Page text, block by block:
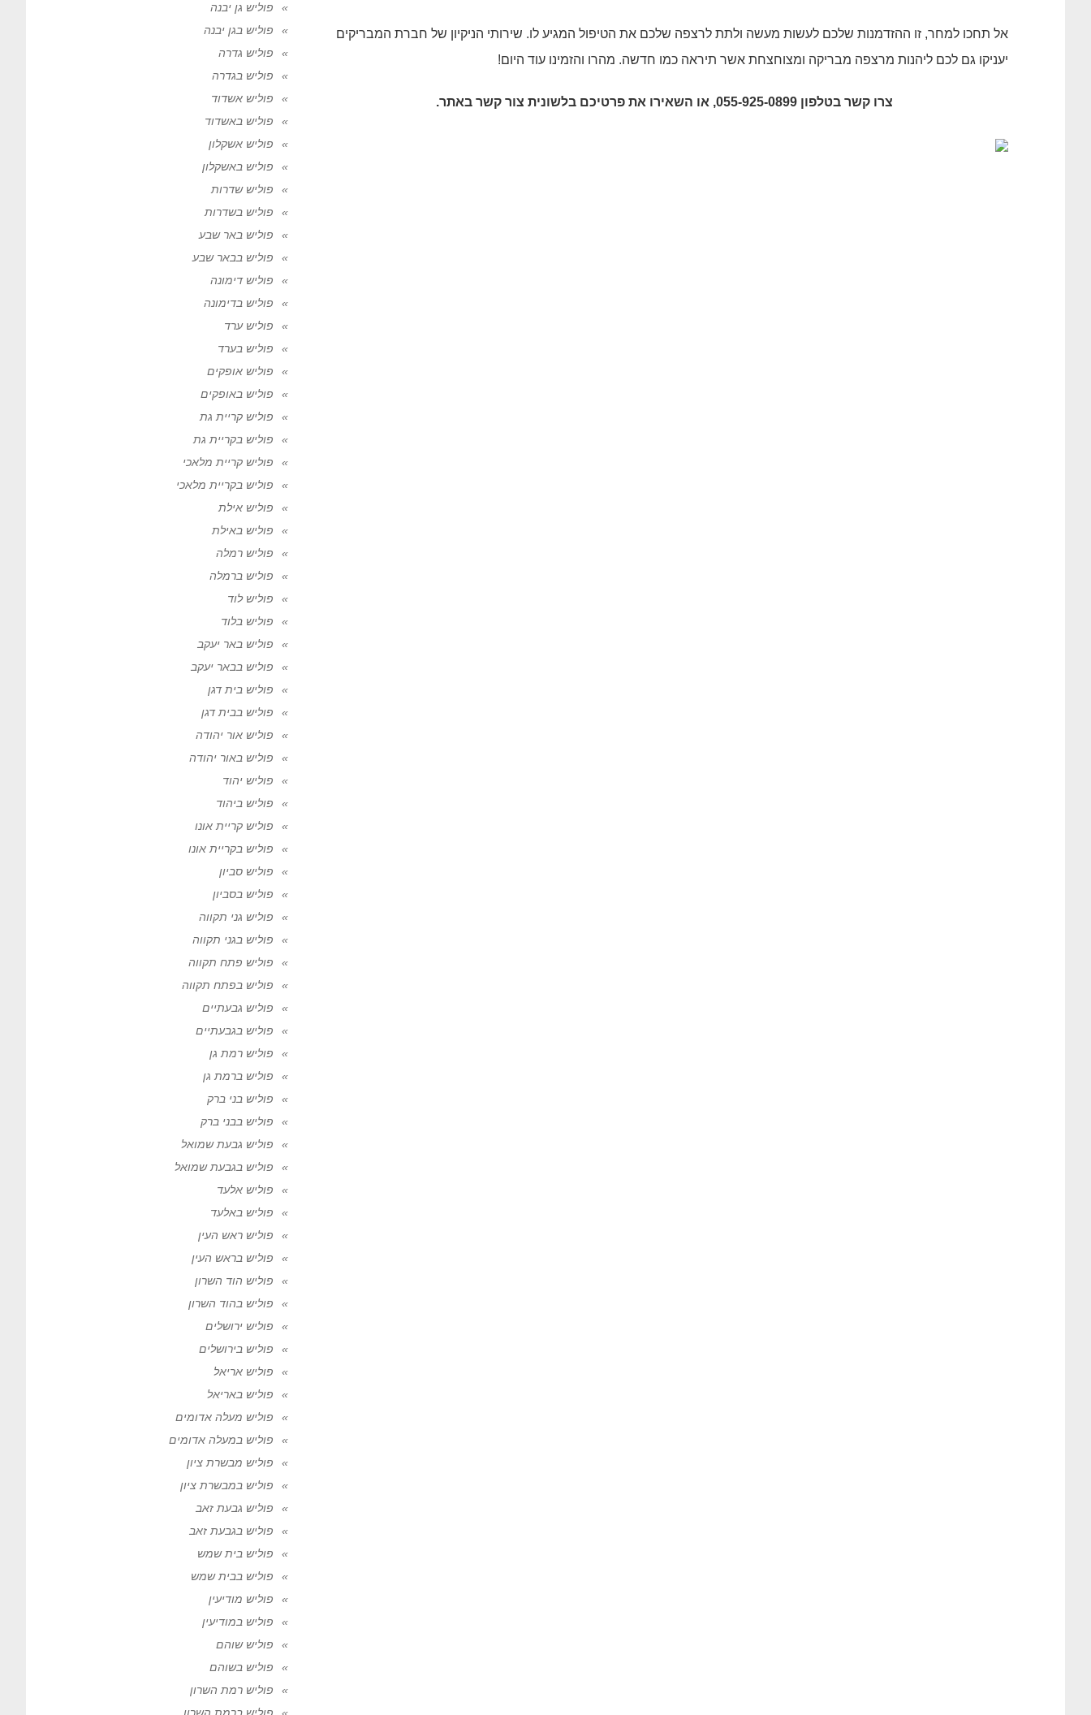
אל תחכו למחר, זו ההזדמנות שלכם לעשות מעשה ולתת לרצפה שלכם את הטיפול המגיע לו. שירותי הניקיון של חברת המבריקים
יעניקו גם לכם ליהנות מרצפה מבריקה ומצוחצחת אשר תיראה כמו חדשה. מהרו והזמינו עוד היום!
צרו קשר בטלפון 055-925-0899, או השאירו את פרטיכם בלשונית צור קשר באתר.
פוליש גן יבנה
פוליש בגן יבנה
פוליש גדרה
פוליש בגדרה
פוליש אשדוד
פוליש באשדוד
פוליש אשקלון
פוליש באשקלון
פוליש שדרות
פוליש בשדרות
פוליש באר שבע
פוליש בבאר שבע
פוליש דימונה
פוליש בדימונה
פוליש ערד
פוליש בערד
פוליש אופקים
פוליש באופקים
פוליש קריית גת
פוליש בקריית גת
פוליש קריית מלאכי
פוליש בקריית מלאכי
פוליש אילת
פוליש באילת
פוליש רמלה
פוליש ברמלה
פוליש לוד
פוליש בלוד
פוליש באר יעקב
פוליש בבאר יעקב
פוליש בית דגן
פוליש בבית דגן
פוליש אור יהודה
פוליש באור יהודה
פוליש יהוד
פוליש ביהוד
פוליש קריית אונו
פוליש בקריית אונו
פוליש סביון
פוליש בסביון
פוליש גני תקווה
פוליש בגני תקווה
פוליש פתח תקווה
פוליש בפתח תקווה
פוליש גבעתיים
פוליש בגבעתיים
פוליש רמת גן
פוליש ברמת גן
פוליש בני ברק
פוליש בבני ברק
פוליש גבעת שמואל
פוליש בגבעת שמואל
פוליש אלעד
פוליש באלעד
פוליש ראש העין
פוליש בראש העין
פוליש הוד השרון
פוליש בהוד השרון
פוליש ירושלים
פוליש בירושלים
פוליש אריאל
פוליש באריאל
פוליש מעלה אדומים
פוליש במעלה אדומים
פוליש מבשרת ציון
פוליש במבשרת ציון
פוליש גבעת זאב
פוליש בגבעת זאב
פוליש בית שמש
פוליש בבית שמש
פוליש מודיעין
פוליש במודיעין
פוליש שוהם
פוליש בשוהם
פוליש רמת השרון